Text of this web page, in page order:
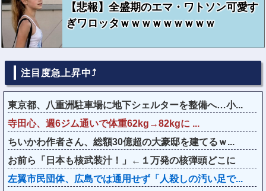
【悲報】全盛期のエマ・ワトソン可愛す
ぎワロッタｗｗｗｗｗｗｗｗｗ
注目度急上昇中⤴
東京都、八重洲駐車場に地下シェルターを整備へ…小...
寺田心、週6ジム通いで体重62kg→82kgに ...
ちいかわ作者さん、総額30億超の大豪邸を建てるｗ...
お前ら「日本も核武装汁！」←１万発の核弾頭どこに
左翼市民団体、広島では通用せず「人殺しの汚い足で...